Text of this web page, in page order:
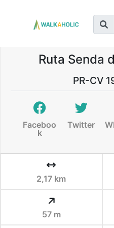
Ruta Senda
PR-CV
Faceboo
k
Twitter
2,17 km
57 m